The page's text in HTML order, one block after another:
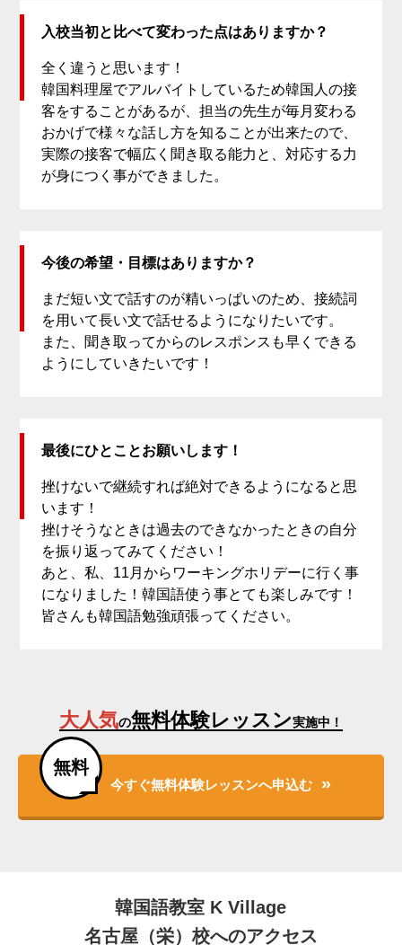
入校当初と比べて変わった点はありますか？
全く違うと思います！
韓国料理屋でアルバイトしているため韓国人の接
客をすることがあるが、担当の先生が毎月変わる
おかげで様々な話し方を知ることが出来たので、
実際の接客で幅広く聞き取る能力と、対応する力
が身につく事ができました。
今後の希望・目標はありますか？
まだ短い文で話すのが精いっぱいのため、接続詞
を用いて長い文で話せるようになりたいです。
また、聞き取ってからのレスポンスも早くできる
ようにしていきたいです！
最後にひとことお願いします！
挫けないで継続すれば絶対できるようになると思
います！
挫けそうなときは過去のできなかったときの自分
を振り返ってみてください！
あと、私、11月からワーキングホリデーに行く事
になりました！韓国語使う事とても楽しみです！
皆さんも韓国語勉強頑張ってください。
大人気の無料体験レッスン実施中！
無料
今すぐ無料体験レッスンへ申込む
韓国語教室 K Village
名古屋（栄）校へのアクセス